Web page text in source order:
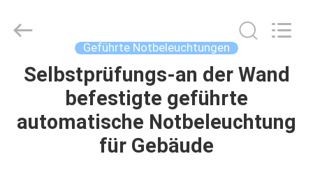
HAUS
PRODUKTE
Co.,Ltd.
Geführte Notbeleuchtungen
Selbstprüfungs-an der Wand
befestigte geführte
automatische Notbeleuchtung
für Gebäude